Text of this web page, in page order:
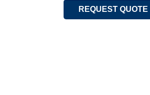
REQUEST QUOTE